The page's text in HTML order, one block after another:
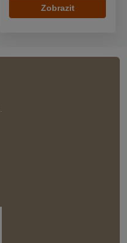
Zobrazit